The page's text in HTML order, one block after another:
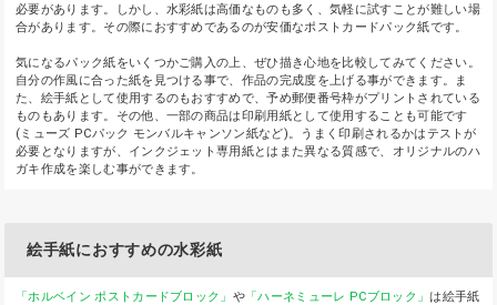
必要があります。しかし、水彩紙は高価なものも多く、気軽に試すことが難しい場
合があります。その際におすすめであるのが安価なポストカードパック紙です。
気になるパック紙をいくつかご購入の上、ぜひ描き心地を比較してみてください。
自分の作風に合った紙を見つける事で、作品の完成度を上げる事ができます。ま
た、絵手紙として使用するのもおすすめで、予め郵便番号枠がプリントされている
ものもあります。その他、一部の商品は印刷用紙として使用することも可能です
(ミューズ PCパック モンバルキャンソン紙など)。うまく印刷されるかはテストが
必要となりますが、インクジェット専用紙とはまた異なる質感で、オリジナルのハ
ガキ作成を楽しむ事ができます。
絵手紙におすすめの水彩紙
「ホルベイン ポストカードブロック」 や 「ハーネミューレ PCブロック」は絵手紙